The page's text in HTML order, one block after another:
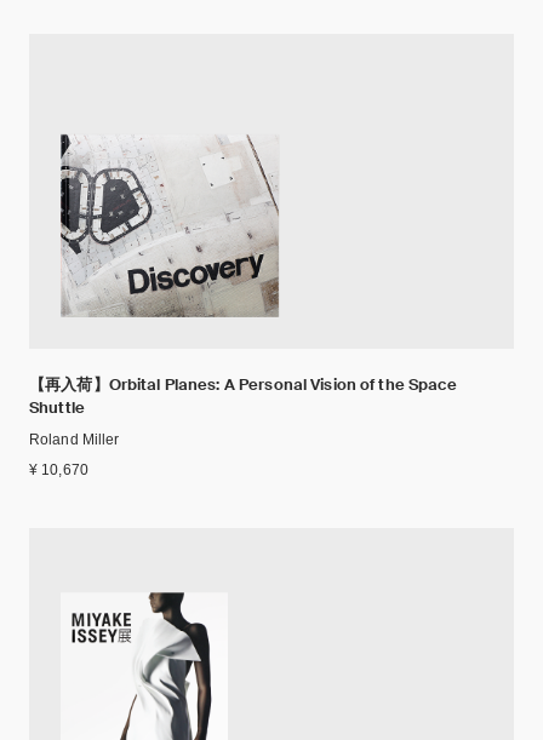
【再入荷】Orbital Planes: A Personal Vision of the Space
Shuttle
Roland Miller
¥ 10,670